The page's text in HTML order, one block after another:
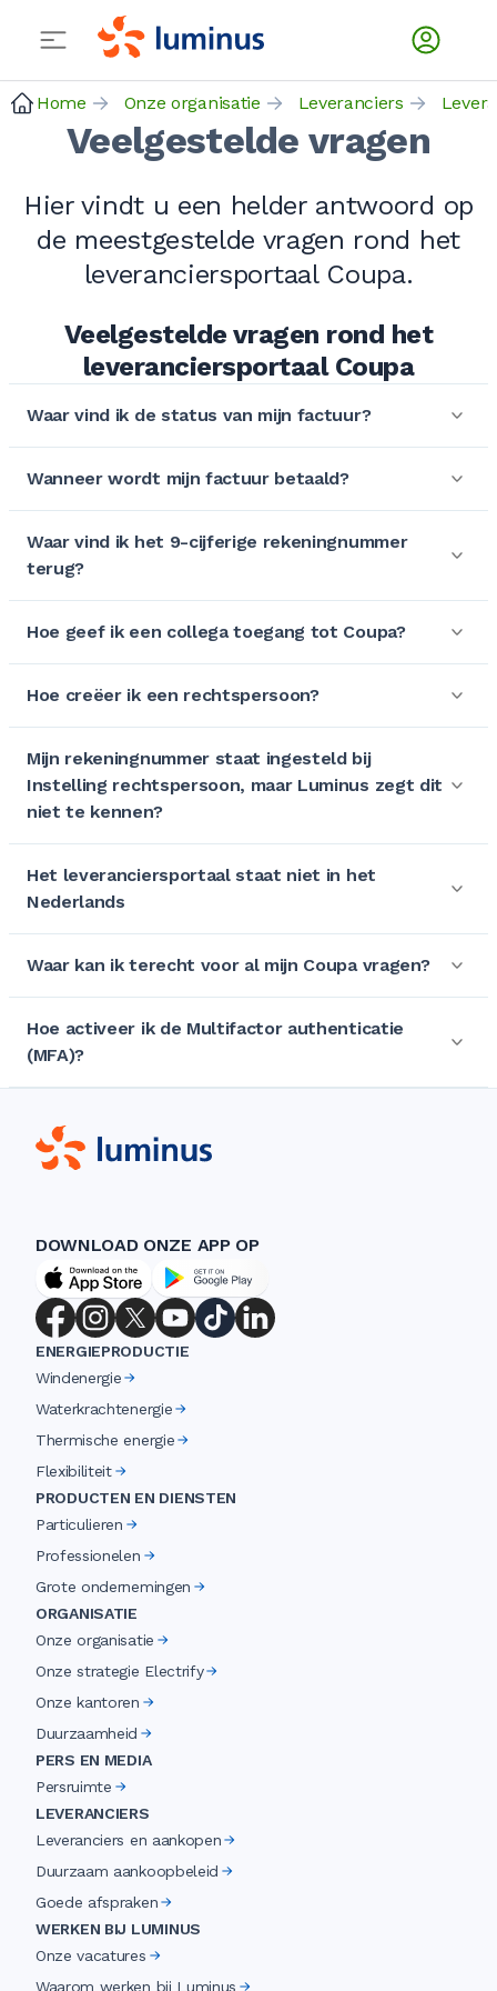
Home Onze organisatie Leveranciers
Veelgestelde vragen
Hier vindt u een helder antwoord op
de meestgestelde vragen rond het
leveranciersportaal Coupa.
Veelgestelde vragen rond het
leveranciersportaal Coupa
Waar vind ik de status van mijn factuur?
Wanneer wordt mijn factuur betaald?
Waar vind ik het 9-cijferige rekeningnummer
terug?
Hoe geef ik een collega toegang tot Coupa?
Hoe creëer ik een rechtspersoon?
Mijn rekeningnummer staat ingesteld bij
Instelling rechtspersoon, maar Luminus zegt dit
niet te kennen?
Het leveranciersportaal staat niet in het
Nederlands
Waar kan ik terecht voor al mijn Coupa vragen?
Hoe activeer ik de Multifactor authenticatie
(MFA)?
DOWNLOAD ONZE APP OP
ENERGIEPRODUCTIE
Windenergie
Waterkrachtenergie
Thermische energie
Flexibiliteit
PRODUCTEN EN DIENSTEN
Particulieren
Professionelen
Grote ondernemingen
ORGANISATIE
Onze organisatie
Onze strategie Electrify
Onze kantoren
Duurzaamheid
PERS EN MEDIA
Persruimte
LEVERANCIERS
Leveranciers en aankopen
Duurzaam aankoopbeleid
Goede afspraken
WERKEN BIJ LUMINUS
Onze vacatures
Waarom werken bij Luminus